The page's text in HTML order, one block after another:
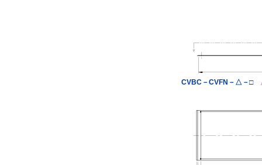
CVBC－CVFN－△－□